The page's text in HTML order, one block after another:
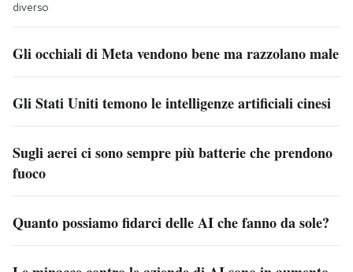
diverso
Gli occhiali di Meta vendono bene ma razzolano male
Gli Stati Uniti temono le intelligenze artificiali cinesi
Sugli aerei ci sono sempre più batterie che prendono
fuoco
Quanto possiamo fidarci delle AI che fanno da sole?